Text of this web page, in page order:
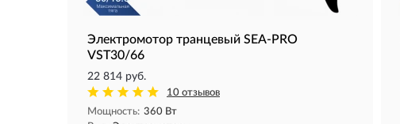
Электромотор транцевый SEA-PRO
VST30/66
22 814 руб.
10 отзывов
Мощность: 360 Вт